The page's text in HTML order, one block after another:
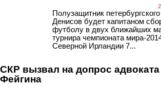
Полузащитник
Денисов будет капитаном
футболу в двух ближайших
турнира чемпионата мира-
Северной Ирландии 7...
СКР вызвал на допрос
Фейгина